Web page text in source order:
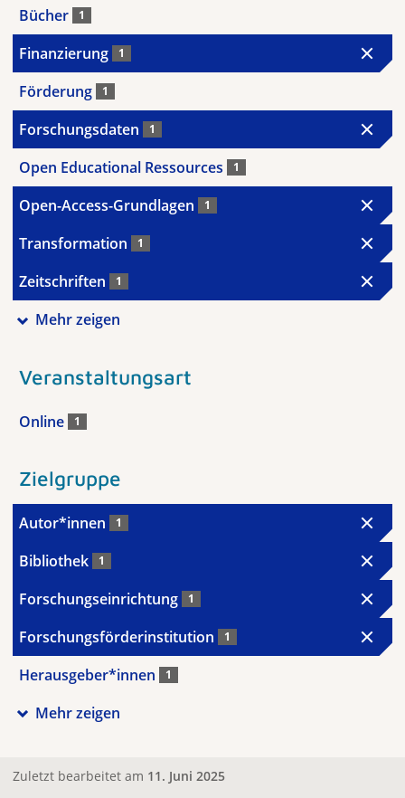
Bücher 1
Finanzierung 1
Förderung 1
Forschungsdaten 1
Open Educational Ressources 1
Open-Access-Grundlagen 1
Transformation 1
Zeitschriften 1
Mehr zeigen
Veranstaltungsart
Online 1
Zielgruppe
Autor*innen 1
Bibliothek 1
Forschungseinrichtung 1
Forschungsförderinstitution 1
Herausgeber*innen 1
Mehr zeigen
Zuletzt bearbeitet am 11. Juni 2025